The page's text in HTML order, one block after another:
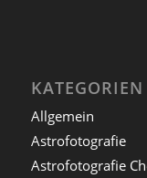
KATEGORIEN
Allgemein
Astrofotografie
Astrofotografie